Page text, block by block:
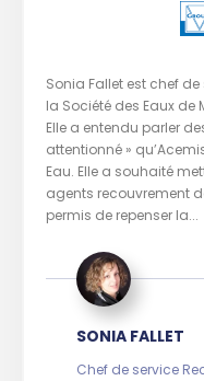
Sonia Fallet est chef
la Société des Eaux de
Elle a entendu parler
attentionné »
Eau. Elle a souhaité
agents recouvrement
permis de repenser la...
SONIA FALLET
Chef de service